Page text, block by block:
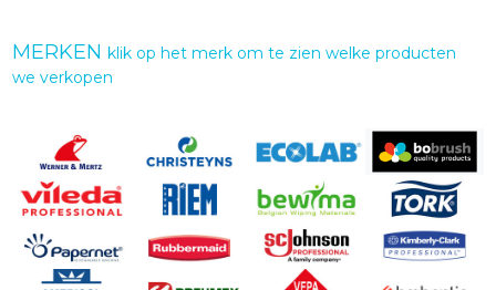
MERKENklik op het merk om te zien welke producten
we verkopen